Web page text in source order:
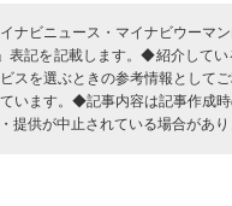
ナビニュース・マイナビウーマ
表記を記載します。◆紹介して
スを選ぶときの参考情報として
います。◆記事内容は記事作成
供が中止されている場合があり